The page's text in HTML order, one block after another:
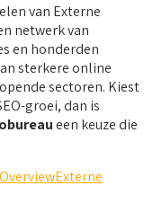
van Externe
netwerk van
en honderden
sterkere online
sectoren. Kiest
groei, dan is
een keuze die
OverviewExterne